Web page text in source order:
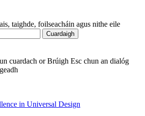
taighde, foilseacháin agus nithe eile
Cuardaigh
cuardach orBrúigh Esc chun an dialóg
in Universal Design